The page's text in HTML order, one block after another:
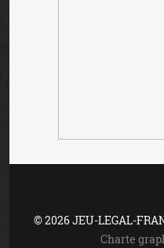
© 2026 JEU-LEGAL-
Charte